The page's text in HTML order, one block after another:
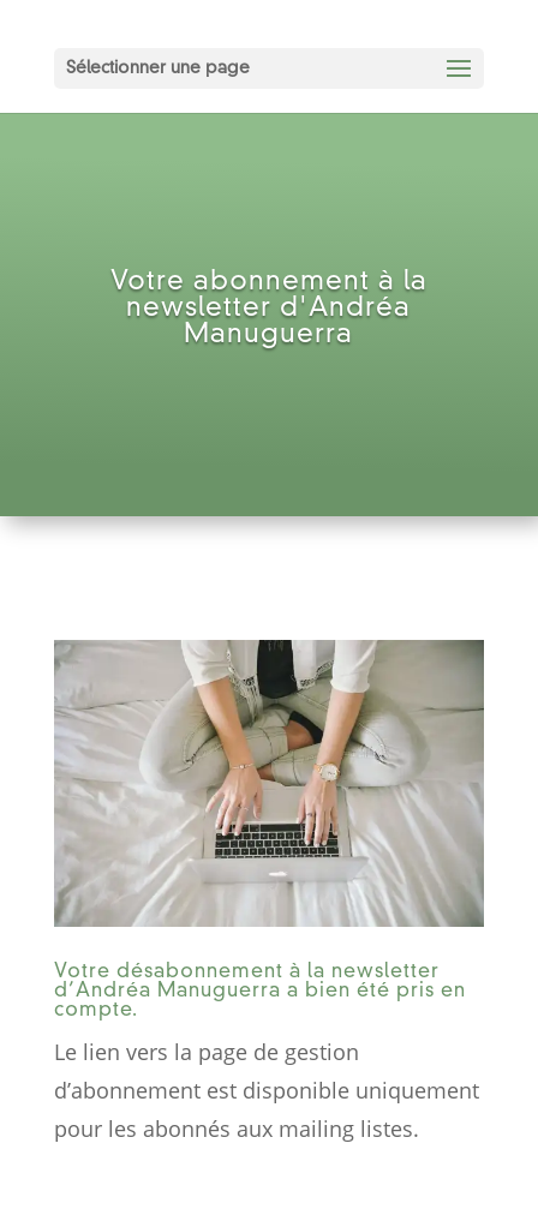
Sélectionner une page
Votre abonnement à la
newsletter d'Andréa
Manuguerra
Votre désabonnement à la newsletter
d’Andréa Manuguerra a bien été pris en
compte.
Le lien vers la page de gestion
d’abonnement est disponible uniquement
pour les abonnés aux mailing listes.